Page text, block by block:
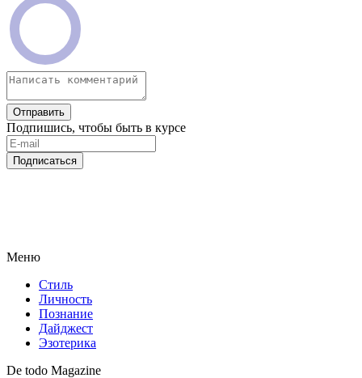
Отправить
Подпишись, чтобы быть в курсе
Подписаться
Меню
Стиль
Личность
Познание
Дайджест
Эзотерика
De todo Magazine